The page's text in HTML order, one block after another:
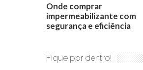
Onde comprar
impermeabilizante com
segurança e eficiência
Fique por dentro!